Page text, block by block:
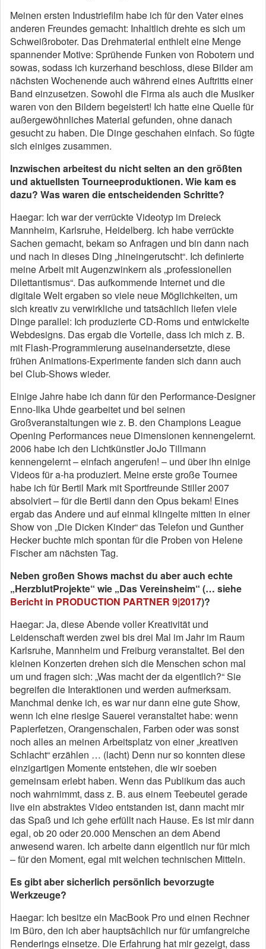
Meinen ersten Industriefilm habe ich für den Vater eines
anderen Freundes gemacht: Inhaltlich drehte es sich um
Schweißroboter. Das Drehmaterial enthielt eine Menge
spannender Motive: Sprühende Funken von Robotern und
sowas, sodass ich kurzerhand beschloss, diese Bilder am
nächsten Wochenende auch während eines Auftritts einer
Band einzusetzen. Sowohl die Firma als auch die Musiker
waren von den Bildern begeistert! Ich hatte eine Quelle für
außergewöhnliches Material gefunden, ohne danach
gesucht zu haben. Die Dinge geschahen einfach. So fügte
sich einiges zusammen.
Inzwischen arbeitest du nicht selten an den größten
und aktuellsten Tourneeproduktionen. Wie kam es
dazu? Was waren die entscheidenden Schritte?
Haegar: Ich war der verrückte Videotyp im Dreieck
Mannheim, Karlsruhe, Heidelberg. Ich habe verrückte
Sachen gemacht, bekam so Anfragen und bin dann nach
und nach in dieses Ding „hineingerutscht“. Ich definierte
meine Arbeit mit Augenzwinkern als „professionellen
Dilettantismus“. Das aufkommende Internet und die
digitale Welt ergaben so viele neue Möglichkeiten, um
sich kreativ zu verwirkliche und tatsächlich liefen viele
Dinge parallel: Ich produzierte CD-Roms und entwickelte
Webdesigns. Das ergab die Vorteile, dass ich mich z. B.
mit Flash-Programmierung auseinandersetzte, diese
frühen Animations-Experimente fanden sich dann auch
bei Club-Shows wieder.
Einige Jahre habe ich dann für den Performance-Designer
Enno-Ilka Uhde gearbeitet und bei seinen
Großveranstaltungen wie z. B. den Champions League
Opening Performances neue Dimensionen kennengelernt.
2006 habe ich den Lichtkünstler JoJo Tillmann
kennengelernt – einfach angerufen! – und über ihn einige
Videos für a-ha produziert. Meine erste große Tournee
habe ich für Bertil Mark mit Sportfreunde Stiller 2007
absolviert – für die Bertil dann den Opus bekam! Eines
ergab das Andere und auf einmal klingelte mitten in einer
Show von „Die Dicken Kinder“ das Telefon und Gunther
Hecker buchte mich spontan für die Proben von Helene
Fischer am nächsten Tag.
Neben großen Shows machst du aber auch echte
„HerzblutProjekte“ wie „Das Vereinsheim“ (… siehe
Bericht in PRODUCTION PARTNER 9|2017)?
Haegar: Ja, diese Abende voller Kreativität und
Leidenschaft werden zwei bis drei Mal im Jahr im Raum
Karlsruhe, Mannheim und Freiburg veranstaltet. Bei den
kleinen Konzerten drehen sich die Menschen schon mal
um und fragen sich: „Was macht der da eigentlich?“ Sie
begreifen die Interaktionen und werden aufmerksam.
Manchmal denke ich, es war nur dann eine gute Show,
wenn ich eine riesige Sauerei veranstaltet habe: wenn
Papierfetzen, Orangenschalen, Farben oder was sonst
noch alles an meinen Arbeitsplatz von einer „kreativen
Schlacht“ erzählen … (lacht) Denn nur so konnten diese
einzigartigen Momente entstehen, die wir soeben
gemeinsam erlebt haben. Wenn das Publikum das auch
noch wahrnimmt, dass z. B. aus einem Teebeutel gerade
live ein abstraktes Video entstanden ist, dann macht mir
das Spaß und ich gehe erfüllt nach Hause. Es ist mir dann
egal, ob 20 oder 20.000 Menschen an dem Abend
anwesend waren. Ich arbeite dann eigentlich nur für mich
– für den Moment, egal mit welchen technischen Mitteln.
Es gibt aber sicherlich persönlich bevorzugte
Werkzeuge?
Haegar: Ich besitze ein MacBook Pro und einen Rechner
im Büro, den ich aber hauptsächlich nur für umfangreiche
Renderings einsetze. Die Erfahrung hat mir gezeigt, dass